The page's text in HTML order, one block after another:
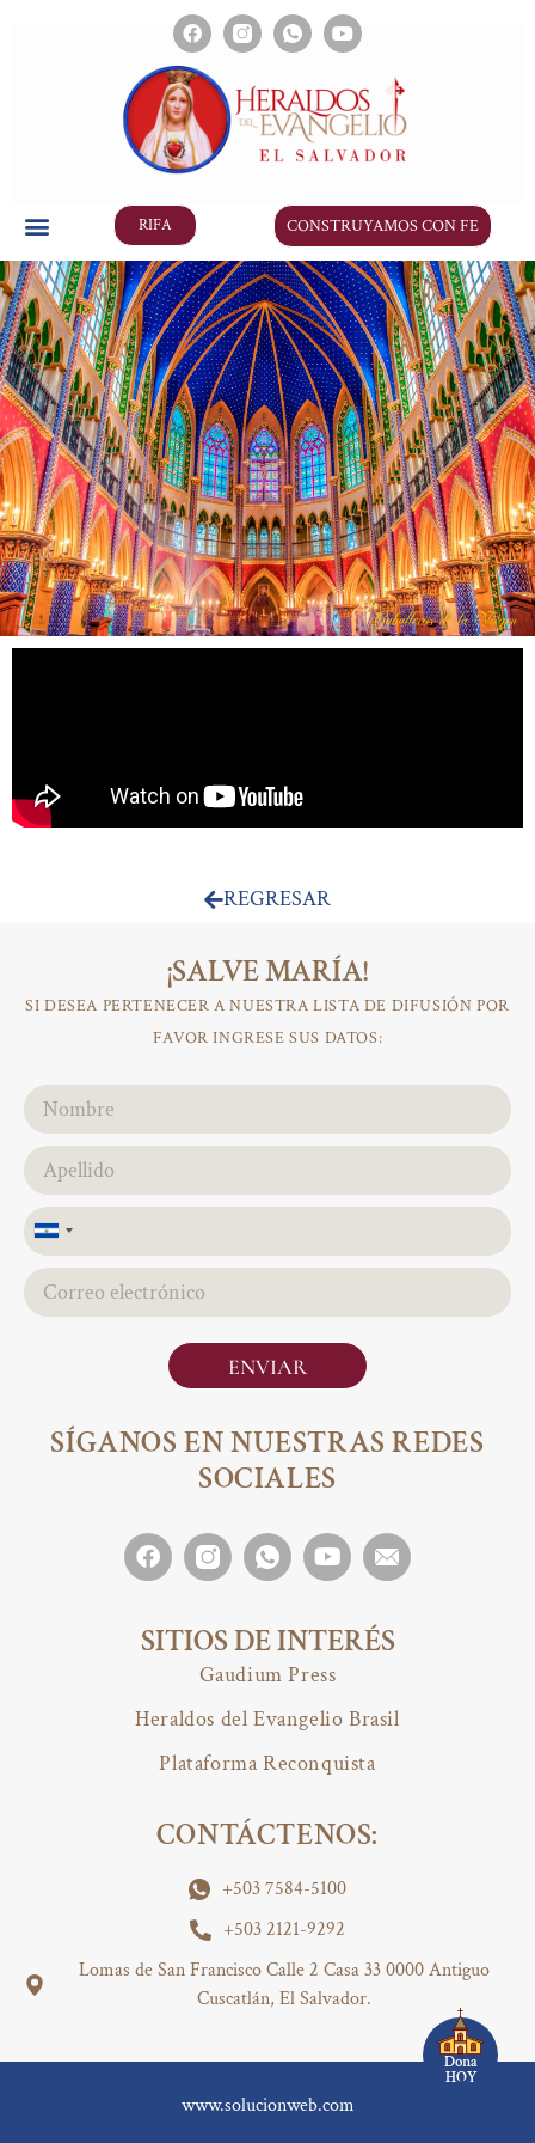
RIFA CONSTRUYAMOS CON FE
REGRESAR
CONTÁCTENOS:
+503 7584-5100
+503 2121-9292
Lomas de San Francisco Calle 2 Casa 33 0000 Antiguo
Cuscatlán, El Salvador.
SÍGANOS EN NUESTRAS REDES
SOCIALES
SITIOS DE INTERÉS
Gaudium Press
Heraldos del Evangelio Brasil
Plataforma Reconquista
¡SALVE MARÍA!
SI DESEA PERTENECER A NUESTRA LISTA DE DIFUSIÓN POR
FAVOR INGRESE SUS DATOS:
El
Salvador
+503
ENVIAR
www.solucionweb.com
Dona
HOY